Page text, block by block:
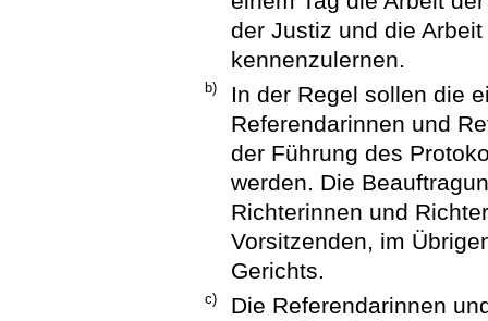
der Justiz und die
kennenzulernen.
b)
In der Regel sollen die
Referendarinnen und
der Führung des
werden. Die
Richterinnen und
Vorsitzenden, im
Gerichts.
c)
Die Referendarinnen